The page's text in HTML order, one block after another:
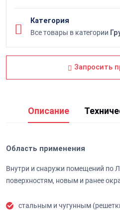
Категория
Все товары в категории
Запросить
Описание
Область применения
Внутри и снаружи помещений
поверхностям, новым и ранее
стальным и чугунным